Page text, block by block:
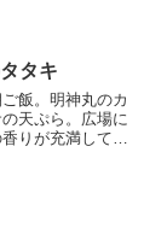
安...
タキ
飯。明神丸のカ
天ぷら。広場に
りが充満してい